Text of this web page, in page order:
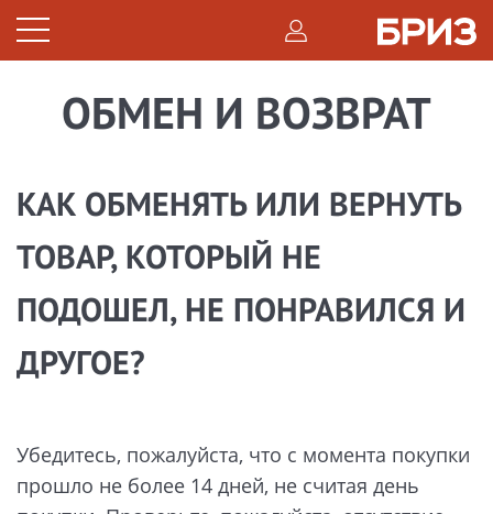
ОБМЕН И ВОЗВРАТ
КАК ОБМЕНЯТЬ ИЛИ ВЕРНУТЬ
ТОВАР, КОТОРЫЙ НЕ
ПОДОШЕЛ, НЕ ПОНРАВИЛСЯ И
ДРУГОЕ?
Убедитесь, пожалуйста, что с момента покупки
прошло не более 14 дней, не считая день